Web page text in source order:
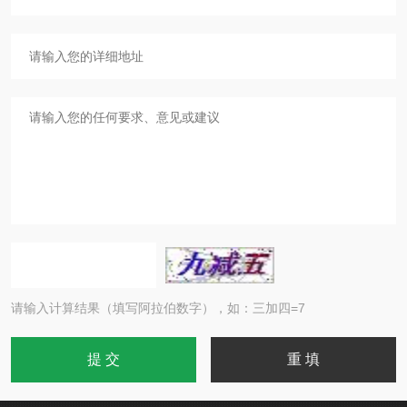
请输入计算结果（填写阿拉伯数字），如：三加四=7